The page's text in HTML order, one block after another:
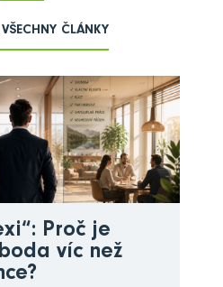
ČLÁNKY
Proč je
víc než